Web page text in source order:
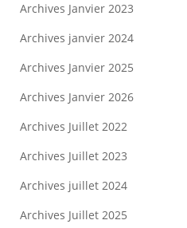
Archives Janvier 2023
Archives janvier 2024
Archives Janvier 2025
Archives Janvier 2026
Archives Juillet 2022
Archives Juillet 2023
Archives juillet 2024
Archives Juillet 2025